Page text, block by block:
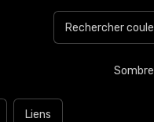
Sombre
Liens